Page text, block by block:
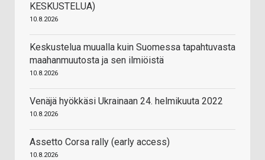
KESKUSTELUA)
10.8.2026
Keskustelua muualla kuin Suomessa tapahtuvasta
maahanmuutosta ja sen ilmiöistä
10.8.2026
Venäjä hyökkäsi Ukrainaan 24. helmikuuta 2022
10.8.2026
Assetto Corsa rally (early access)
10.8.2026